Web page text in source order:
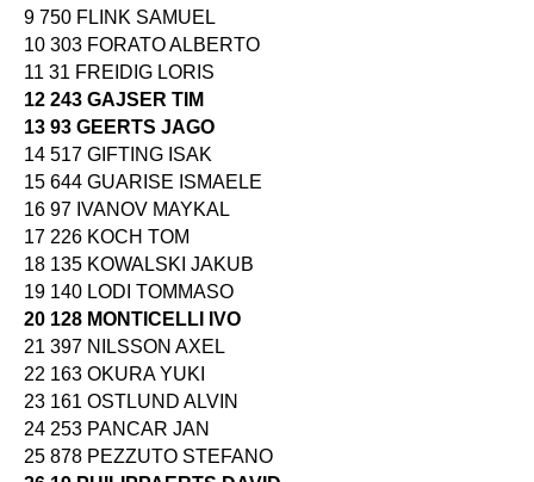
9 750 FLINK SAMUEL
10 303 FORATO ALBERTO
11 31 FREIDIG LORIS
12 243 GAJSER TIM
13 93 GEERTS JAGO
14 517 GIFTING ISAK
15 644 GUARISE ISMAELE
16 97 IVANOV MAYKAL
17 226 KOCH TOM
18 135 KOWALSKI JAKUB
19 140 LODI TOMMASO
20 128 MONTICELLI IVO
21 397 NILSSON AXEL
22 163 OKURA YUKI
23 161 OSTLUND ALVIN
24 253 PANCAR JAN
25 878 PEZZUTO STEFANO